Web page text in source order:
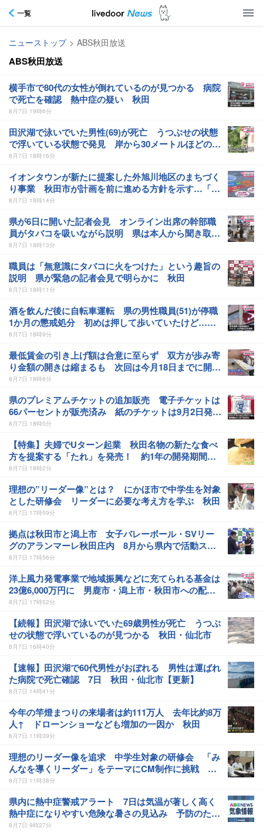
一覧
ニューストップ > ABS秋田放送
ABS秋田放送
横手市で80代の女性が倒れているのが見つかる 病院
で死亡を確認 熱中症の疑い 秋田
8月7日 19時6分
田沢湖で泳いでいた男性(69)が死亡 うつぶせの状態
で浮いている状態で発見 岸から30メートルほどの場
所 秋田
8月7日 18時16分
イオンタウンが新たに提案した外旭川地区のまちづく
り事業 秋田市が計画を前に進める方針を示す…「経
済にプラスでオンリーワンな内容」と判断 秋田
8月7日 18時14分
県が6日に開いた記者会見 オンライン出席の幹部職
員がタバコを吸いながら説明 県は本人から聞き取り
を進める 秋田
8月7日 18時13分
職員は「無意識にタバコに火をつけた」という趣旨の
説明 県が緊急の記者会見で明らかに 秋田
8月7日 18時11分
酒を飲んだ後に自転車運転 県の男性職員(51)が停職
1か月の懲戒処分 初めは押して歩いていたけど…
秋田
8月7日 18時9分
最低賃金の引き上げ額は合意に至らず 双方が歩み寄
り金額の開きは縮まるも 次回は今月18日までに開催
予定 秋田
8月7日 18時8分
県のプレミアムチケットの追加販売 電子チケットは
66パーセントが販売済み 紙のチケットは9月2日発
売 秋田
8月7日 18時5分
【特集】夫婦でUターン起業 秋田名物の新たな食べ
方を提案する「たれ」を発売！ 約1年の開発期間を
経て夢の商品化 夫婦の思いを取材 秋田・横手市
8月7日 18時2分
理想の”リーダー像”とは？ にかほ市で中学生を対象
とした研修会 リーダーに必要な考え方を学ぶ 秋田
8月7日 17時59分
拠点は秋田市と潟上市 女子バレーボール・SVリー
グのアランマーレ秋田庄内 8月から県内で活動スタ
ート 選手たちが意気込み語る 秋田
8月7日 17時56分
洋上風力発電事業で地域振興などに充てられる基金は
23億6,000万円に 男鹿市・潟上市・秋田市への配分
比率が決定 具体的な活用方法を検討へ 秋田
8月7日 17時52分
【続報】田沢湖で泳いでいた69歳男性が死亡 うつぶ
せの状態で浮いているのが見つかる 秋田・仙北市
8月7日 16時40分
【速報】田沢湖で60代男性がおぼれる 男性は運ばれ
た病院で死亡確認 7日 秋田・仙北市【更新】
8月7日 14時41分
今年の竿燈まつりの来場者は約111万人 去年比約8万
人↑ ドローンショーなども増加の一因か 秋田
8月7日 11時39分
理想のリーダー像を追求 中学生対象の研修会 「み
んなを導くリーダー」をテーマにCM制作に挑戦 秋
田・にかほ市
8月7日 11時38分
県内に熱中症警戒アラート 7日は気温が著しく高く
熱中症になりやすい危険な暑さの見込み 予防のため
の行動を 7日(午前5時） 秋田
8月7日 9時27分